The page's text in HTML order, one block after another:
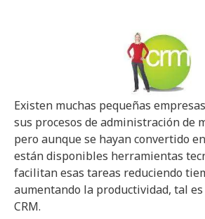
Existen muchas pequeñas
sus procesos de administración de
pero aunque se hayan convertido
están disponibles herramientas
facilitan esas tareas reduciendo
aumentando la productividad, tal es
CRM.